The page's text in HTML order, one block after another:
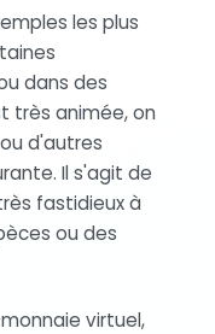
les plus
dans des
très animée, on
d'autres
Il s'agit de
fastidieux à
ou des
virtuel,